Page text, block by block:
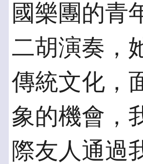
國樂團的青
二胡演奏，
傳統文化，
象的機會，
際友人通過